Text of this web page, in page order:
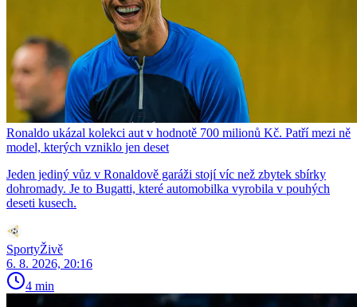
Ronaldo ukázal kolekci aut v hodnotě 700 milionů Kč. Patří mezi ně
model, kterých vzniklo jen deset
Jeden jediný vůz v Ronaldově garáži stojí víc než zbytek sbírky
dohromady. Je to Bugatti, které automobilka vyrobila v pouhých
deseti kusech.
SportyŽivě
6. 8. 2026, 20:16
4 min